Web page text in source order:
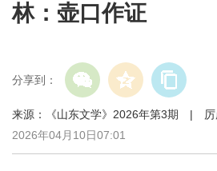
林：壶口作证
分享到：
来源：《山东文学》2026年第3期 |
2026年04月10日07:01